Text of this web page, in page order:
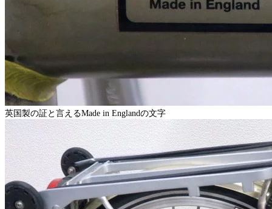
英国製の証と言えるMade in Englandの文字